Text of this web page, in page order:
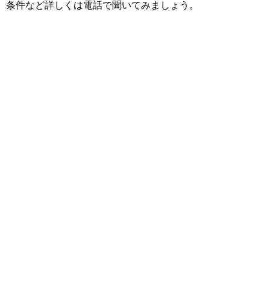
条件など詳しくは電話で聞いてみましょう。